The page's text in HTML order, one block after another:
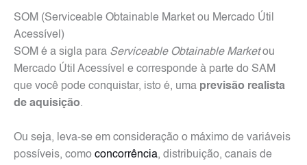
SOM (Serviceable Obtainable Market ou Mercado Útil
Acessível)
SOM é a sigla para Serviceable Obtainable Marketou
Mercado Útil Acessível e corresponde à parte do SAM
que você pode conquistar, isto é, uma previsão realista
de aquisição.
Ou seja, leva-se em consideração o máximo de variáveis
possíveis, como concorrência, distribuição, canais de